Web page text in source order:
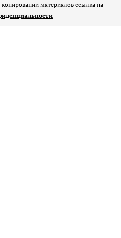
материалов ссылка на